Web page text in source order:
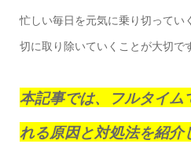
忙しい毎日を元気に乗り切ってい
切に取り除いていくことが大切で
本記事では、フルタイム
れる原因と対処法を紹介